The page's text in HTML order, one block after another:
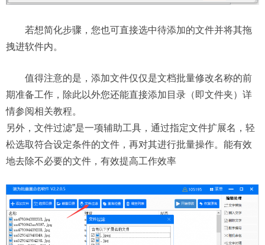
若想简化步骤，您也可直接选中待添加的文件并将其拖
拽进软件内。
值得注意的是，添加文件仅仅是文档批量修改名称的前
期准备工作，除此以外您还能直接添加目录（即文件夹）详
情参阅相关教程。
另外，文件过滤”是一项辅助工具，通过指定文件扩展名，轻
松选取符合设定条件的文件，再对其进行批量操作。能有效
地去除不必要的文件，有效提高工作效率